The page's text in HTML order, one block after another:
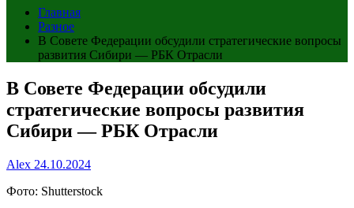
Главная
Разное
В Совете Федерации обсудили стратегические вопросы
развития Сибири — РБК Отрасли
В Совете Федерации обсудили
стратегические вопросы развития
Сибири — РБК Отрасли
Alex 24.10.2024
Фото: Shutterstock